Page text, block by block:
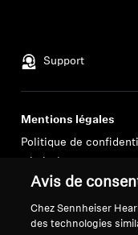
Support
Mentions légales
Politique de
Conditions générales
ligne aux
Politique de
Avis de
Chez Sennheiser
des technologies